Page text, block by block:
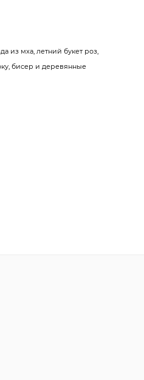
из мха, летний букет роз,
бисер и деревянные